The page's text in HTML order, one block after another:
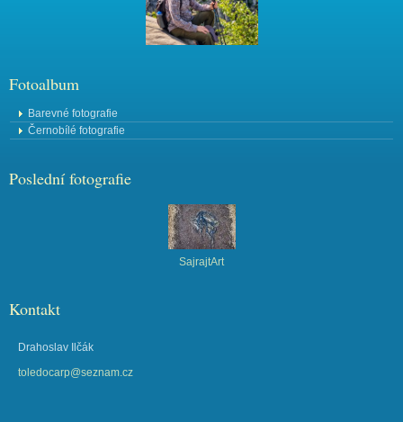
Fotoalbum
Barevné fotografie
Černobílé fotografie
Poslední fotografie
SajrajtArt
Kontakt
Drahoslav Ilčák
toledocarp@seznam.cz